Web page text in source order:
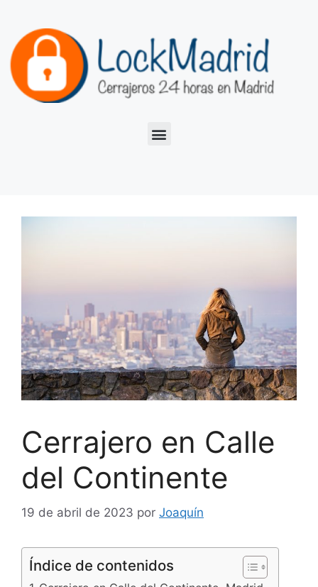
Cerrajero en Calle
del Continente
19 de abril de 2023 por Joaquín
Índice de contenidos